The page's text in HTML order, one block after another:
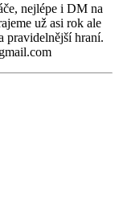
nejlépe i DM na
už asi rok ale
pravidelnější hraní.